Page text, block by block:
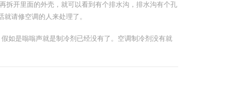
拆开里面的外壳，就可以看到有个排水沟，排水沟有个孔
请修空调的人来处理了。
如是嗡嗡声就是制冷剂已经没有了。空调制冷剂没有就